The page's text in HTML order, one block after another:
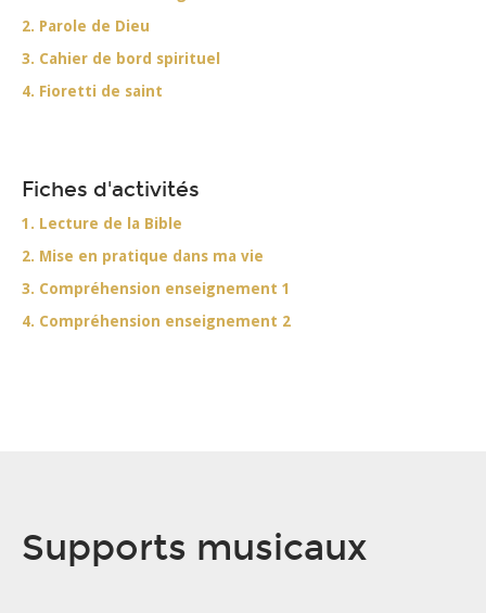
2. Parole de Dieu
3. Cahier de bord spirituel
4. Fioretti de saint
Fiches d'activités
1. Lecture de la Bible
2. Mise en pratique dans ma vie
3. Compréhension enseignement 1
4. Compréhension enseignement 2
Supports musicaux